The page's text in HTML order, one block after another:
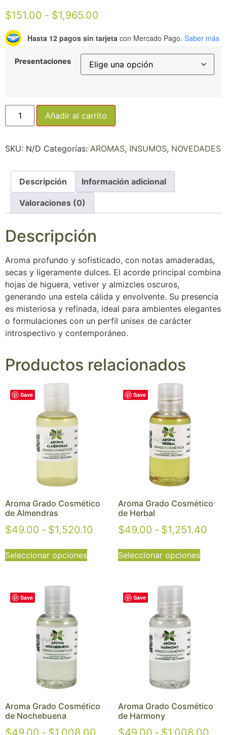
$151.00 - $1,965.00
Hasta 12 pagos sin tarjeta con Mercado Pago. Saber más
Presentaciones
Añadir al carrito
SKU: N/D Categorías: AROMAS, INSUMOS, NOVEDADES
Descripción Información adicional
Valoraciones (0)
Descripción
Aroma profundo y sofisticado, con notas amaderadas,
secas y ligeramente dulces. El acorde principal combina
hojas de higuera, vetiver y almizcles oscuros,
generando una estela cálida y envolvente. Su presencia
es misteriosa y refinada, ideal para ambientes elegantes
o formulaciones con un perfil unisex de carácter
introspectivo y contemporáneo.
Productos relacionados
Save
Aroma Grado Cosmético
de Almendras
$49.00 - $1,520.10
Seleccionar opciones
Save
Aroma Grado Cosmético
de Herbal
$49.00 - $1,251.40
Seleccionar opciones
Save
Aroma Grado Cosmético
de Nochebuena
Save
Aroma Grado Cosmético
de Harmony